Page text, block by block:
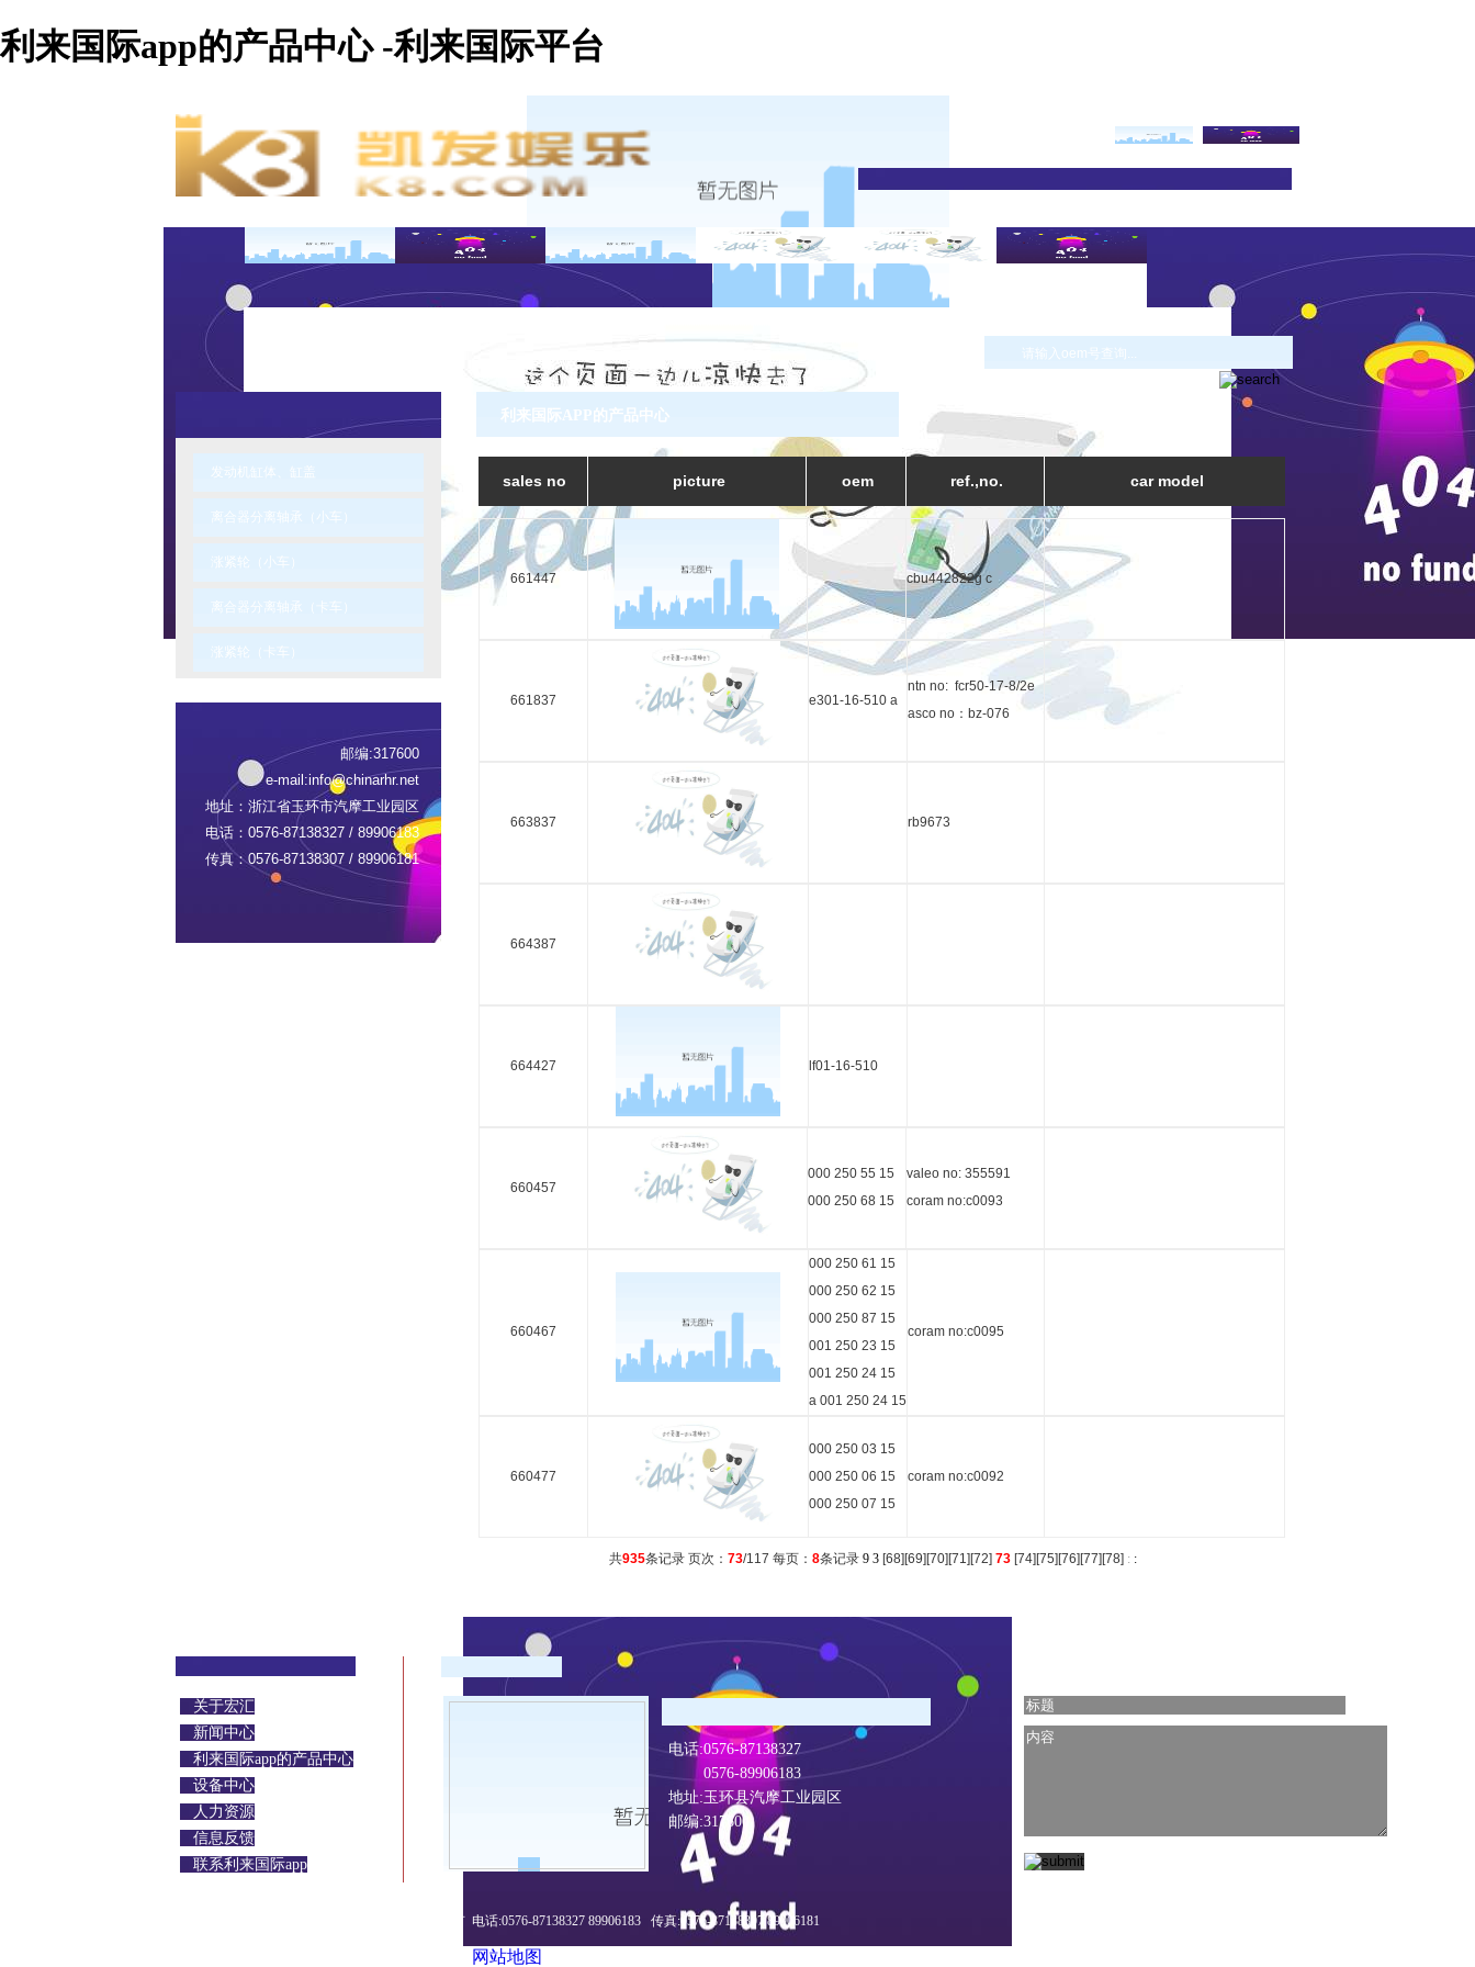
利来国际app的产品中心 -利来国际平台
发动机缸体、缸盖
离合器分离轴承（小车）
涨紧轮（小车）
离合器分离轴承（卡车）
涨紧轮（卡车）
邮编:317600
e-mail:info@chinarhr.net
地址：浙江省玉环市汽摩工业园区
电话：0576-87138327 / 89906183
传真：0576-87138307 / 89906181
利来国际APP的产品中心
sales no picture oem ref.,no. car model
661447 cbu442822g c
661837 e301-16-510 a
ntn no: fcr50-17-8/2e
asco no：bz-076
663837 rb9673
664387
664427 lf01-16-510
660457
000 250 55 15
000 250 68 15
valeo no: 355591
coram no:c0093
660467
000 250 61 15
000 250 62 15
000 250 87 15
001 250 23 15
001 250 24 15
a 001 250 24 15
coram no:c0095
660477
000 250 03 15
000 250 06 15
000 250 07 15
coram no:c0092
共935条记录 页次： 73/117 每页： 8条记录 9 3 [68][69][70][71][72] 73 [74][75][76][77][78] : :
关于宏汇
新闻中心
利来国际app的产品中心
设备中心
人力资源
信息反馈
联系利来国际app
电话:0576-87138327
0576-89906183
地址:玉环县汽摩工业园区
邮编:317600
利来国际平台的版权所有 © 2013 台州宏汇机械有 电话:0576-87138327 89906183 传真:0576-87138307 89906181
网站地图